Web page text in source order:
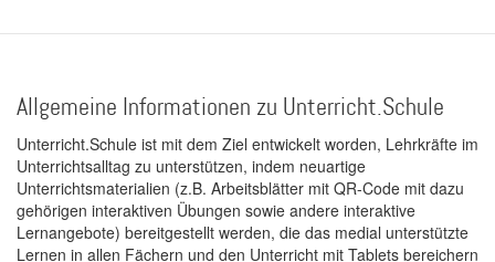
Allgemeine Informationen zu Unterricht.Schule
Unterricht.Schule ist mit dem Ziel entwickelt worden, Lehrkräfte im
Unterrichtsalltag zu unterstützen, indem neuartige
Unterrichtsmaterialien (z.B. Arbeitsblätter mit QR-Code mit dazu
gehörigen interaktiven Übungen sowie andere interaktive
Lernangebote) bereitgestellt werden, die das medial unterstützte
Lernen in allen Fächern und den Unterricht mit Tablets bereichern